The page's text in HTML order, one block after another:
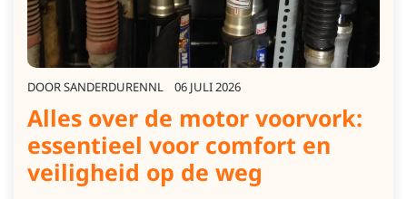
DOORSANDERDURENNL 06 JULI 2026
Alles over de motor voorvork:
essentieel voor comfort en
veiligheid op de weg